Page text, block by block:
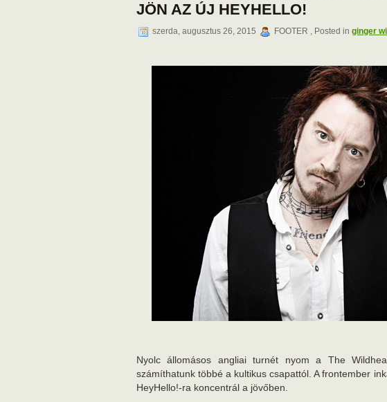
JÖN AZ ÚJ HEYHELLO!
szerda, augusztus 26, 2015 FOOTER , Posted in ginger
Nyolc állomásos angliai turnét nyom a The
számíthatunk többé a kultikus csapattól. A frontember
HeyHello!-ra koncentrál a jövőben.